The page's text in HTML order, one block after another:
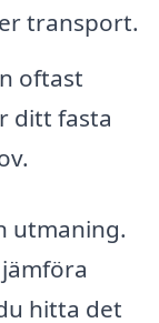
transport.
oftast
ditt fasta
utmaning.
hitta det